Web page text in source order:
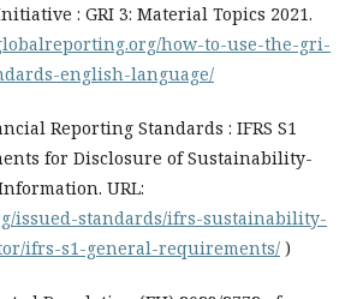
: GRI 3: Material Topics 2021.
how-to-use-the-gri-
english-language/
Reporting Standards : IFRS S1
for Disclosure of Sustainability-
URL:
issued-standards/ifrs-sustainability-
ifrs-s1-general-requirements/ )